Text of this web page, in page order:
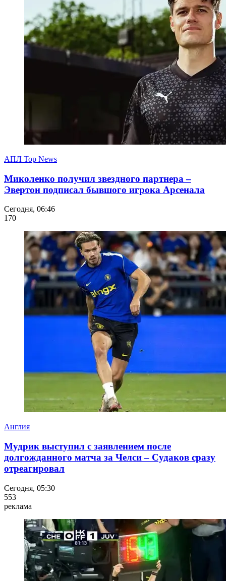
АПЛ Top News
Миколенко получил звездного партнера –
Эвертон подписал бывшого игрока Арсенала
Сегодня, 06:46
170
Англия
Мудрик выступил с заявлением после
долгожданного матча за Челси – Судаков сразу
отреагировал
Сегодня, 05:30
553
реклама